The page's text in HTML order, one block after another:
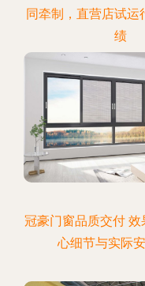
同牵制，直营店试运
绩
冠豪门窗品质交付 效
心细节与实际